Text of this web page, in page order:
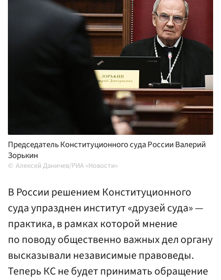
Председатель Конституционного суда России Валерий
Зорькин
Алексей Даничев/РИА «Новости»
В России решением Конституционного
суда упразднен институт «друзей суда» —
практика, в рамках которой мнение
по поводу общественно важных дел органу
высказывали независимые правоведы.
Теперь КС не будет принимать обращение